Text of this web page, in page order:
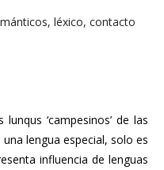
léxico, contacto
‘campesinos’ de las
lengua especial, solo es
influencia de lenguas